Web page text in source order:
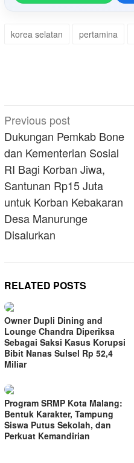
korea selatan pertamina
Post
navigation
Previous post
Dukungan Pemkab Bone
dan Kementerian Sosial
RI Bagi Korban Jiwa,
Santunan Rp15 Juta
untuk Korban Kebakaran
Desa Manurunge
Disalurkan
RELATED POSTS
Owner Dupli Dining and
Lounge Chandra Diperiksa
Sebagai Saksi Kasus Korupsi
Bibit Nanas Sulsel Rp 52,4
Miliar
Program SRMP Kota Malang:
Bentuk Karakter, Tampung
Siswa Putus Sekolah, dan
Perkuat Kemandirian